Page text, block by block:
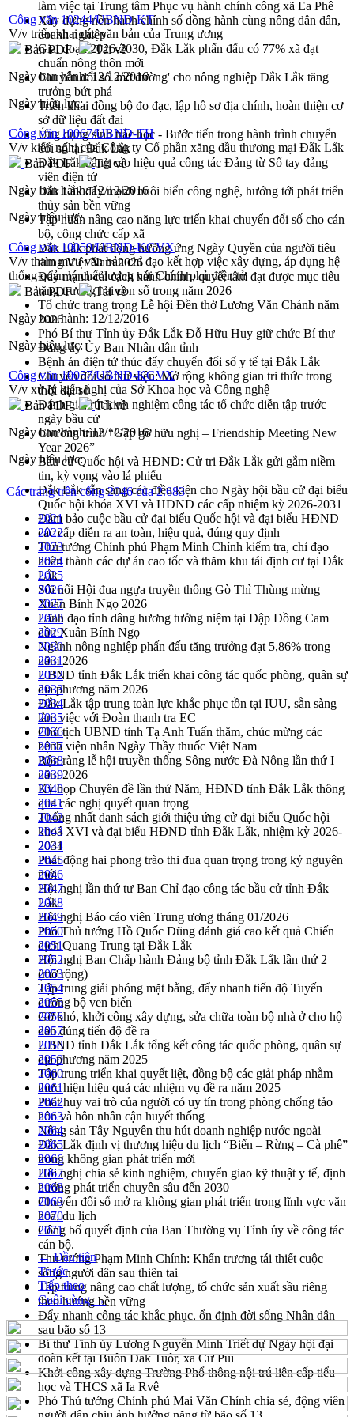
làm việc tại Trung tâm Phục vụ hành chính công xã Ea Phê
Xây dựng nền hành chính số đồng hành cùng nông dân dân,
doanh nghiệp
Giai đoạn 2026-2030, Đắk Lắk phấn đấu có 77% xã đạt
chuẩn nông thôn mới
Chuyển đổi số 'mở đường' cho nông nghiệp Đắk Lắk tăng
trưởng bứt phá
Triển khai đồng bộ đo đạc, lập hồ sơ địa chính, hoàn thiện cơ
sở dữ liệu đất đai
Ứng dụng sinh trắc học - Bước tiến trong hành trình chuyển
đổi số tại Đắk Lắk
Đắk Lắk nâng cao hiệu quả công tác Đảng từ Sổ tay đảng
viên điện tử
Đắk Lắk đẩy mạnh nuôi biển công nghệ, hướng tới phát triển
thủy sản bền vững
Tập huấn nâng cao năng lực triển khai chuyển đổi số cho cán
bộ, công chức cấp xã
Đắk Lắk phát động hưởng ứng Ngày Quyền của người tiêu
dùng Việt Nam 2026
Đẩy mạnh cải cách hành chính, quyết tâm đạt được mục tiêu
tăng trưởng hai con số trong năm 2026
Tổ chức trang trọng Lễ hội Đền thờ Lương Văn Chánh năm
2026
Phó Bí thư Tỉnh ủy Đắk Lắk Đỗ Hữu Huy giữ chức Bí thư
Đảng ủy Ủy Ban Nhân dân tỉnh
Bệnh án điện tử thúc đẩy chuyển đổi số y tế tại Đắk Lắk
Chuyển đổi số thư viện: Mở rộng không gian tri thức trong
thời đại số
Đánh giá, rút kinh nghiệm công tác tổ chức diễn tập trước
ngày bầu cử
Chương trình “Gặp gỡ hữu nghị – Friendship Meeting New
Year 2026”
Bầu cử Quốc hội và HĐND: Cử tri Đắk Lắk gửi gắm niềm
tin, kỳ vọng vào lá phiếu
Đắk Lắk sẵn sàng các điều kiện cho Ngày hội bầu cử đại biểu
Quốc hội khóa XVI và HĐND các cấp nhiệm kỳ 2026-2031
Đảm bảo cuộc bầu cử đại biểu Quốc hội và đại biểu HĐND
các cấp diễn ra an toàn, hiệu quả, đúng quy định
Thủ tướng Chính phủ Phạm Minh Chính kiểm tra, chỉ đạo
hoàn thành các dự án cao tốc và thăm khu tái định cư tại Đắk
Lắk
Sôi nổi Hội đua ngựa truyền thống Gò Thì Thùng mừng
Xuân Bính Ngọ 2026
Lãnh đạo tỉnh dâng hương tưởng niệm tại Đập Đồng Cam
đầu Xuân Bính Ngọ
Ngành nông nghiệp phấn đấu tăng trưởng đạt 5,86% trong
năm 2026
UBND tỉnh Đắk Lắk triển khai công tác quốc phòng, quân sự
địa phương năm 2026
Đắk Lắk tập trung toàn lực khắc phục tồn tại IUU, sẵn sàng
làm việc với Đoàn thanh tra EC
Chủ tịch UBND tỉnh Tạ Anh Tuấn thăm, chúc mừng các
bệnh viện nhân Ngày Thầy thuốc Việt Nam
Rộn ràng lễ hội truyền thống Sông nước Đà Nông lần thứ I
năm 2026
Kỳ họp Chuyên đề lần thứ Năm, HĐND tỉnh Đắk Lắk thông
qua các nghị quyết quan trọng
Thống nhất danh sách giới thiệu ứng cử đại biểu Quốc hội
khoá XVI và đại biểu HĐND tỉnh Đắk Lắk, nhiệm kỳ 2026-
2031
Phát động hai phong trào thi đua quan trọng trong kỷ nguyên
mới
Hội nghị lần thứ tư Ban Chỉ đạo công tác bầu cử tỉnh Đắk
Lắk
Hội nghị Báo cáo viên Trung ương tháng 01/2026
Phó Thủ tướng Hồ Quốc Dũng đánh giá cao kết quả Chiến
dịch Quang Trung tại Đắk Lắk
Hội nghị Ban Chấp hành Đảng bộ tỉnh Đắk Lắk lần thứ 2
(mở rộng)
Tập trung giải phóng mặt bằng, đẩy nhanh tiến độ Tuyến
đường bộ ven biển
Gỡ khó, khởi công xây dựng, sửa chữa toàn bộ nhà ở cho hộ
dân đúng tiến độ đề ra
UBND tỉnh Đắk Lắk tổng kết công tác quốc phòng, quân sự
địa phương năm 2025
Tập trung triển khai quyết liệt, đồng bộ các giải pháp nhằm
thực hiện hiệu quả các nhiệm vụ đề ra năm 2025
Phát huy vai trò của người có uy tín trong phòng chống tảo
hôn và hôn nhân cận huyết thống
Nông sản Tây Nguyên thu hút doanh nghiệp nước ngoài
Đắk Lắk định vị thương hiệu du lịch “Biển – Rừng – Cà phê”
trong không gian phát triển mới
Hội nghị chia sẻ kinh nghiệm, chuyển giao kỹ thuật y tế, định
hướng phát triển chuyên sâu đến 2030
Chuyển đổi số mở ra không gian phát triển trong lĩnh vực văn
hóa, du lịch
Công bố quyết định của Ban Thường vụ Tỉnh ủy về công tác
cán bộ.
Thủ tướng Phạm Minh Chính: Khẩn trương tái thiết cuộc
sống người dân sau thiên tai
Tập trung nâng cao chất lượng, tổ chức sản xuất sầu riêng
theo hướng bền vững
Đẩy nhanh công tác khắc phục, ổn định đời sống Nhân dân
sau bão số 13
Bí thư Tỉnh ủy Lương Nguyễn Minh Triết dự Ngày hội đại
đoàn kết tại Buôn Đăk Tuôr, xã Cư Pui
Khởi công xây dựng Trường Phổ thông nội trú liên cấp tiểu
học và THCS xã Ia Rvê
Phó Thủ tướng Chính phủ Mai Văn Chính chia sẻ, động viên
Công văn 10244/UBND-KT
V/v triển khai các văn bản của Trung ương
Bản PDF
Tải về
Ngày ban hành:12/12/2016
Ngày hiệu lực:
Công văn 10067/UBND-TH
V/v kiến nghị của Công ty Cổ phần xăng dầu thương mại Đắk Lắk
Bản PDF
Tải về
Ngày ban hành:12/12/2016
Ngày hiệu lực:
Công văn 10059/UBND-KGVX
V/v tham mưu văn bản chỉ đạo kết hợp việc xây dựng, áp dụng hệ
thống quản lý chất lượng với Chính phủ điện tử
Bản PDF
Tải về
Ngày ban hành: 12/12/2016
Ngày hiệu lực:
Công văn 10057/UBND-KGVX
V/v xử lý kiến nghị của Sở Khoa học và Công nghệ
Bản PDF
Tải về
Ngày ban hành:12/12/2016
Ngày hiệu lực:
Các trang trên cổng 2046 của 2.683
2021
2022
2023
2024
2025
2026
2027
2028
2029
2030
2031
2032
2033
2034
2035
2036
2037
2038
2039
2040
2041
2042
2043
2044
2045
2046
2047
2048
2049
2050
2051
2052
2053
2054
2055
2056
2057
2058
2059
2060
2061
2062
2063
2064
2065
2066
2067
2068
2069
2070
2071
← Đầu tiên
Trước
Tiếp theo
Cuối cùng →